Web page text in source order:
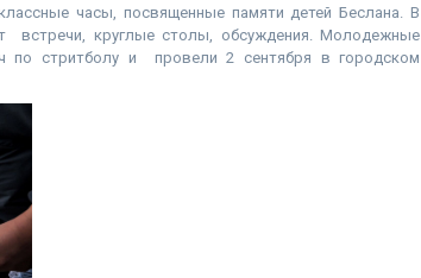
часы, посвященные памяти детей Беслана. В
встречи, круглые столы, обсуждения. Молодежные
по стритболу и провели 2 сентября в городском